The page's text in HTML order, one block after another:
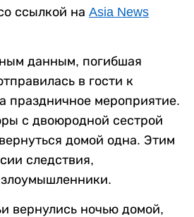
ссылкой на Asia News
данным, погибшая
в гости к
праздничное мероприятие.
с двоюродной сестрой
домой одна. Этим
следствия,
злоумышленники.
вернулись ночью домой,